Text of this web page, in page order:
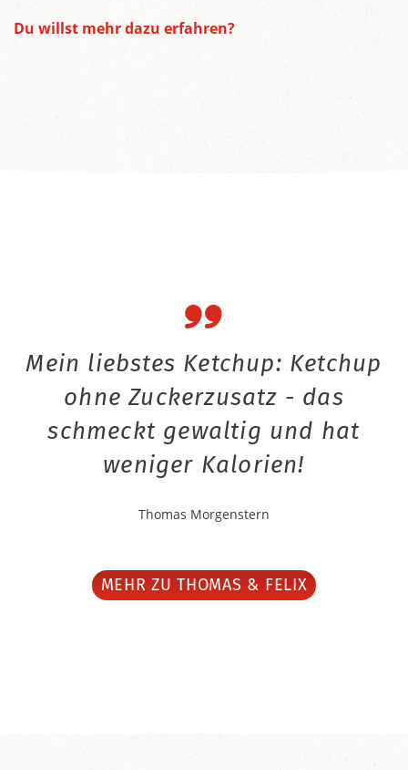
Du willst mehr dazu erfahren?
Mein liebstes Ketchup: Ketchup
ohne Zuckerzusatz - das
schmeckt gewaltig und hat
weniger Kalorien!
Thomas Morgenstern
MEHR ZU THOMAS & FELIX